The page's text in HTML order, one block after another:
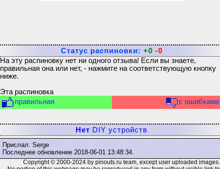
Статус распиновки: +0 -0
На эту распиновку нет ни одного отзыва! Если вы знаете,
правильная она или нет, - нажмите на соответствующую кнопку
ниже.
Эта распиновка
правильная
с ошибками
Нет DIY устройств
Прислал: Serge
Последнее обновление 2018-06-01 13:48:34
Copyright © 2000-2024 by pinouts.ru team, except user uploaded images.